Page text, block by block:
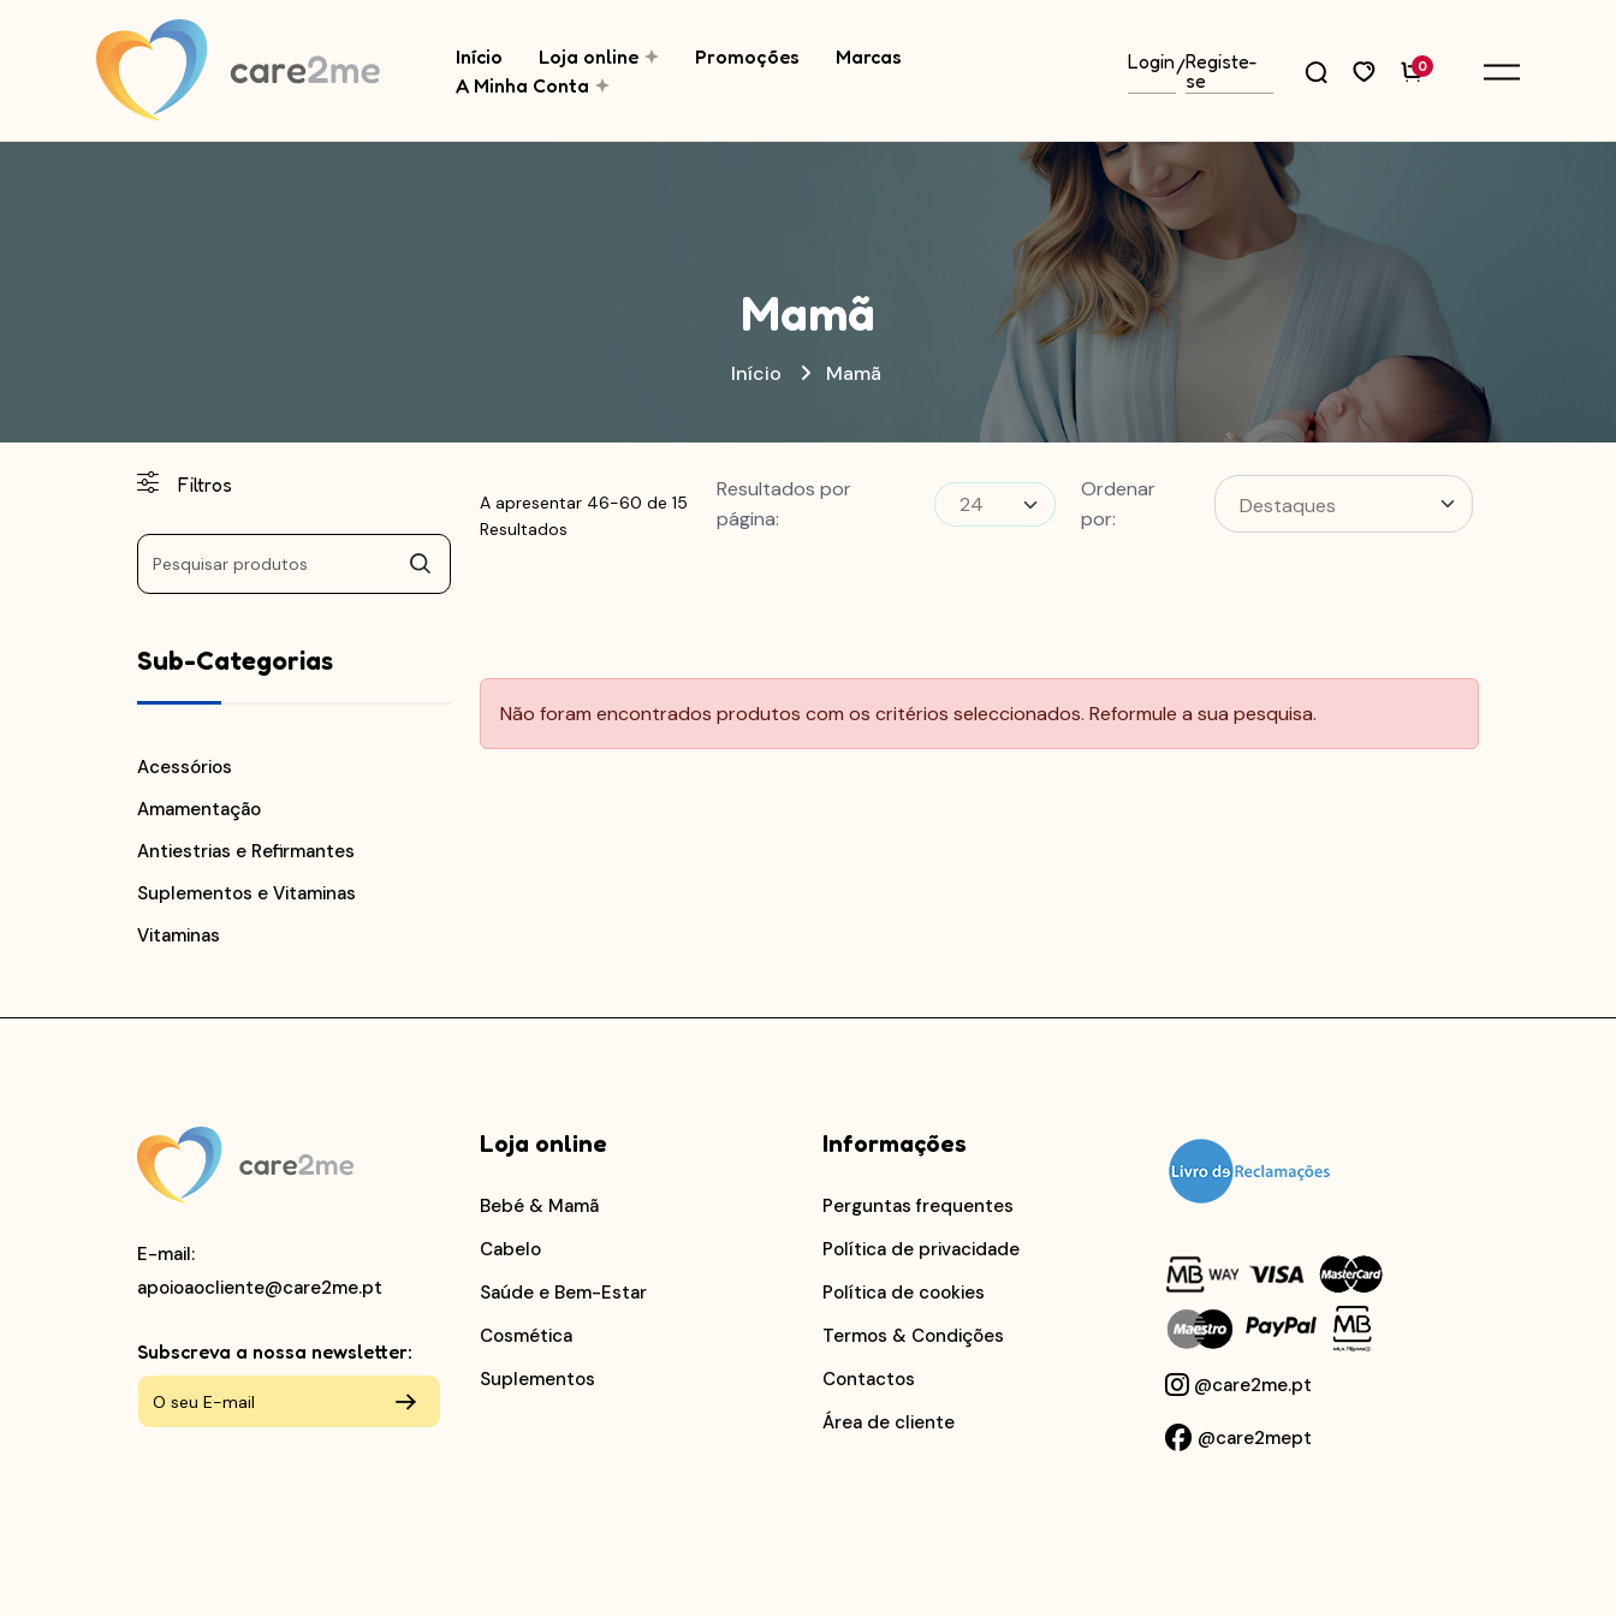
Início Loja online Promoções
Marcas
A Minha Conta
Login/Registe-
se
0
Mamã
Início Mamã
Filtros
Sub-Categorias
Acessórios
Amamentação
Antiestrias e Refirmantes
Suplementos e Vitaminas
Vitaminas
A apresentar 46-60 de 15
Resultados
Resultados por
página:
Ordenar
por:
Não foram encontrados produtos com os critérios seleccionados. Reformule a sua pesquisa.
E-mail:
apoioaocliente@care2me.pt
Subscreva a nossa newsletter:
Loja online
Bebé & Mamã
Cabelo
Saúde e Bem-Estar
Cosmética
Suplementos
Informações
Perguntas frequentes
Política de privacidade
Política de cookies
Termos & Condições
Contactos
Área de cliente
@care2me.pt
@care2mept